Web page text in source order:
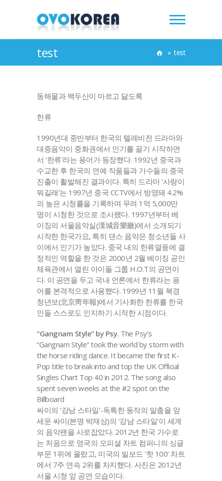
test »test
동해물과 백두산이 마르고 닳도록
한류
1990년대 중반부터 한국의 텔레비전 드라마와
대중음악이 중화권에서 인기를 끌기 시작하면
서 ‘한류’라는 용어가 등장했다. 1992년 중국과
수교한 후 한국의 연예 작품들과 가수들의 중국
진출이 활발해진 결과이다. 특히 드라마 ‘사랑이
뭐길래’는 1997년 중국 CCTV에서 방영돼 4.2%
의 높은 시청률을 기록하며 무려 1억 5,000만
명이 시청한 것으로 조사됐다. 1997년부터 베
이징의 서울음악실(漢城音樂廳)에서 소개되기
시작한 한국가요, 특히 댄스 음악은 청소년들 사
이에서 인기가 높았다. 중국 내의 한류열풍에 결
정적인 역할을 한 것은 2000년 2월 베이징 공인
체육관에서 열린 아이돌 그룹 H.O.T의 공연이
다. 이 공연을 두고 국내 언론에서 한류라는 용
어를 본격적으로 사용했다. 1999년 11월 북경
청년보(北京靑年報)에서 기사화한 한류를 한국
인들 스스로도 인지하기 시작한 시점이다.
“Gangnam Style” by Psy. The Psy’s
“Gangnam Style” took the world by storm with
the horse riding dance. It became the first K-
Pop title to break into and top the UK Official
Singles Chart Top 40 in 2012. The song also
spent seven weeks at the #2 spot on the
Billboard
싸이의 ‘강남 스타일’-독특한 동작의 말춤을 앞
세운 싸이(본명 박재상)의 ‘강남 스타일’이 세계
의 음악팬을 사로잡았다. 2012년 한국 가수로
는 처음으로 영국의 오피셜 차트 컴퍼니의 싱글
부문 1위에 올랐고, 미국의 빌보드 ‘핫 100’ 차트
에서 7주 연속 2위를 차지했다. 사진은 2012년
서울 시청 앞 공연 모습이다.